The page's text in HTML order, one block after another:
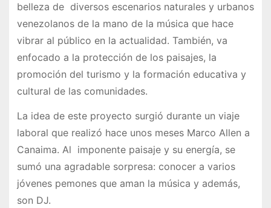
belleza de diversos escenarios naturales y urbanos
venezolanos de la mano de la música que hace
vibrar al público en la actualidad. También, va
enfocado a la protección de los paisajes, la
promoción del turismo y la formación educativa y
cultural de las comunidades.
La idea de este proyecto surgió durante un viaje
laboral que realizó hace unos meses Marco Allen a
Canaima. Al imponente paisaje y su energía, se
sumó una agradable sorpresa: conocer a varios
jóvenes pemones que aman la música y además,
son DJ.